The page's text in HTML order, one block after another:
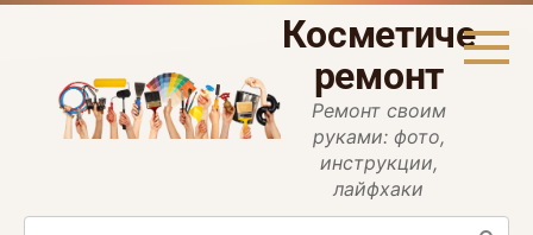
Перейти
ремонт
Ремонт своим
руками: фото,
инструкции,
лайфхаки
Поиск: